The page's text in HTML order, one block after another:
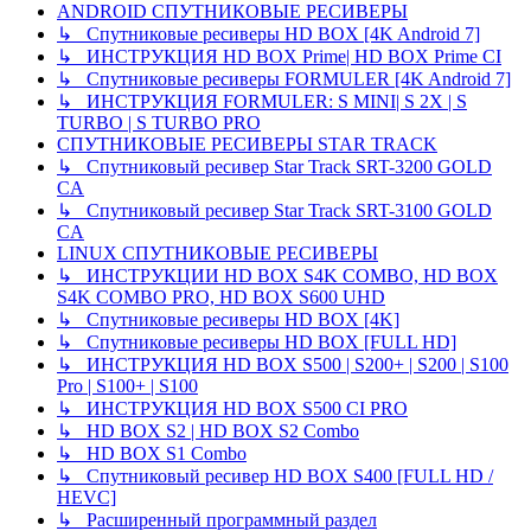
ANDROID СПУТНИКОВЫЕ РЕСИВЕРЫ
↳ Спутниковые ресиверы HD BOX [4K Android 7]
↳ ИНСТРУКЦИЯ HD BOX Prime| HD BOX Prime CI
↳ Спутниковые ресиверы FORMULER [4K Android 7]
↳ ИНСТРУКЦИЯ FORMULER: S MINI| S 2X | S
TURBO | S TURBO PRO
СПУТНИКОВЫЕ РЕСИВЕРЫ STAR TRACK
↳ Спутниковый ресивер Star Track SRT-3200 GOLD
CA
↳ Спутниковый ресивер Star Track SRT-3100 GOLD
CA
LINUX СПУТНИКОВЫЕ РЕСИВЕРЫ
↳ ИНСТРУКЦИИ HD BOX S4K COMBO, HD BOX
S4K COMBO PRO, HD BOX S600 UHD
↳ Спутниковые ресиверы HD BOX [4K]
↳ Спутниковые ресиверы HD BOX [FULL HD]
↳ ИНСТРУКЦИЯ HD BOX S500 | S200+ | S200 | S100
Pro | S100+ | S100
↳ ИНСТРУКЦИЯ HD BOX S500 CI PRO
↳ HD BOX S2 | HD BOX S2 Combo
↳ HD BOX S1 Combo
↳ Спутниковый ресивер HD BOX S400 [FULL HD /
HEVC]
↳ Расширенный программный раздел